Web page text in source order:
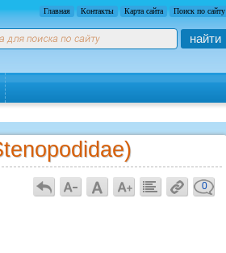
Главная Контакты Карта сайта Поиск по сайту
найти
0